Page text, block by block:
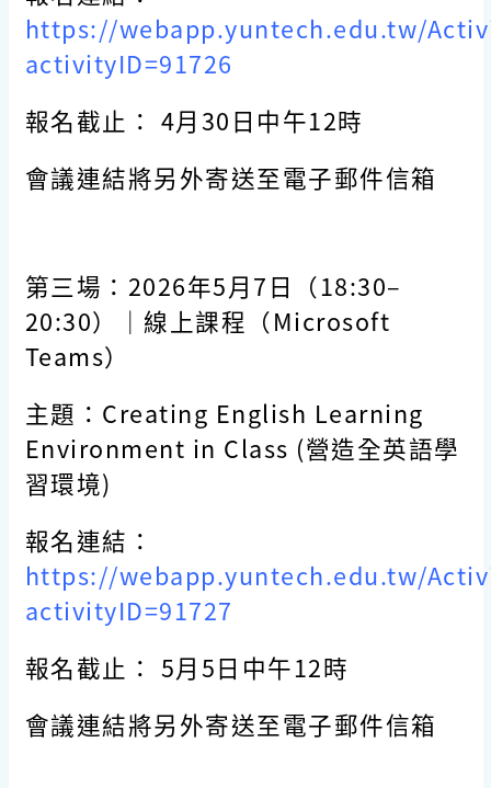
https://webapp.yuntech.edu.tw/
activityID=91726
報名截止： 4月30日中午12時
會議連結將另外寄送至電子郵件信箱
第三場： 2026年5月7日（18:30–
20:30）｜線上課程（Microsoft
Teams）
主題：Creating English Learning
Environment in Class (營造全英語學
習環境)
報名連結：
https://webapp.yuntech.edu.tw/
activityID=91727
報名截止： 5月5日中午12時
會議連結將另外寄送至電子郵件信箱